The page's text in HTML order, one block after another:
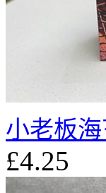
小老板
£4.25